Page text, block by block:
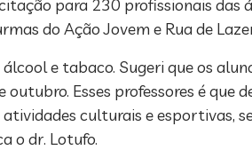
para 230 profissionais das
do Ação Jovem e Rua de
e tabaco. Sugeri que os
Esses professores é que
culturais e esportivas,
o dr. Lotufo.